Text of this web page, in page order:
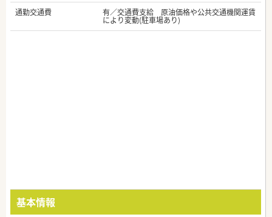
通勤交通費
有／交通費支給 原油価格や公共交通機関運賃
により変動(駐車場あり)
基本情報